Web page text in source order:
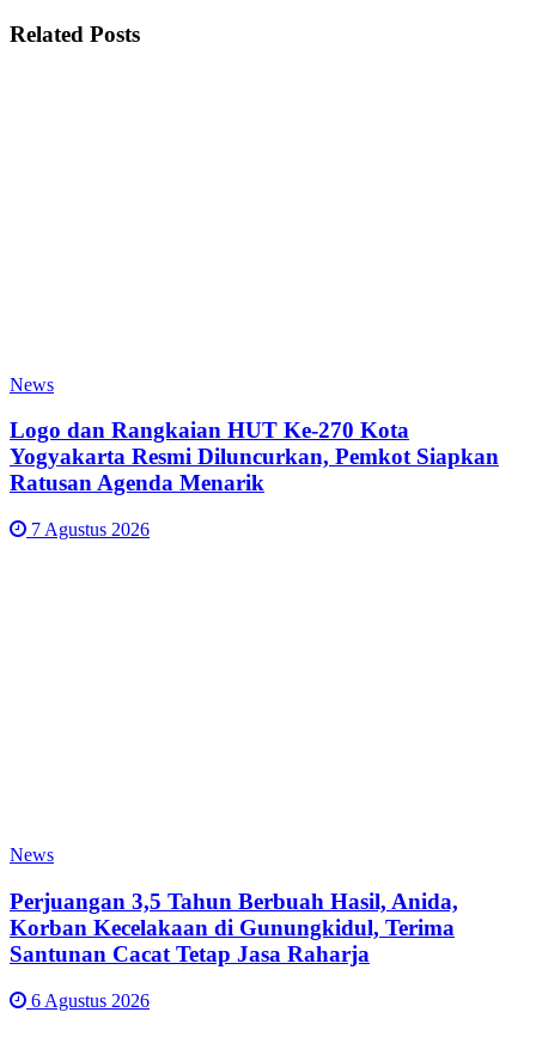
Related Posts
News
Logo dan Rangkaian HUT Ke-270 Kota
Yogyakarta Resmi Diluncurkan, Pemkot Siapkan
Ratusan Agenda Menarik
7 Agustus 2026
News
Perjuangan 3,5 Tahun Berbuah Hasil, Anida,
Korban Kecelakaan di Gunungkidul, Terima
Santunan Cacat Tetap Jasa Raharja
6 Agustus 2026